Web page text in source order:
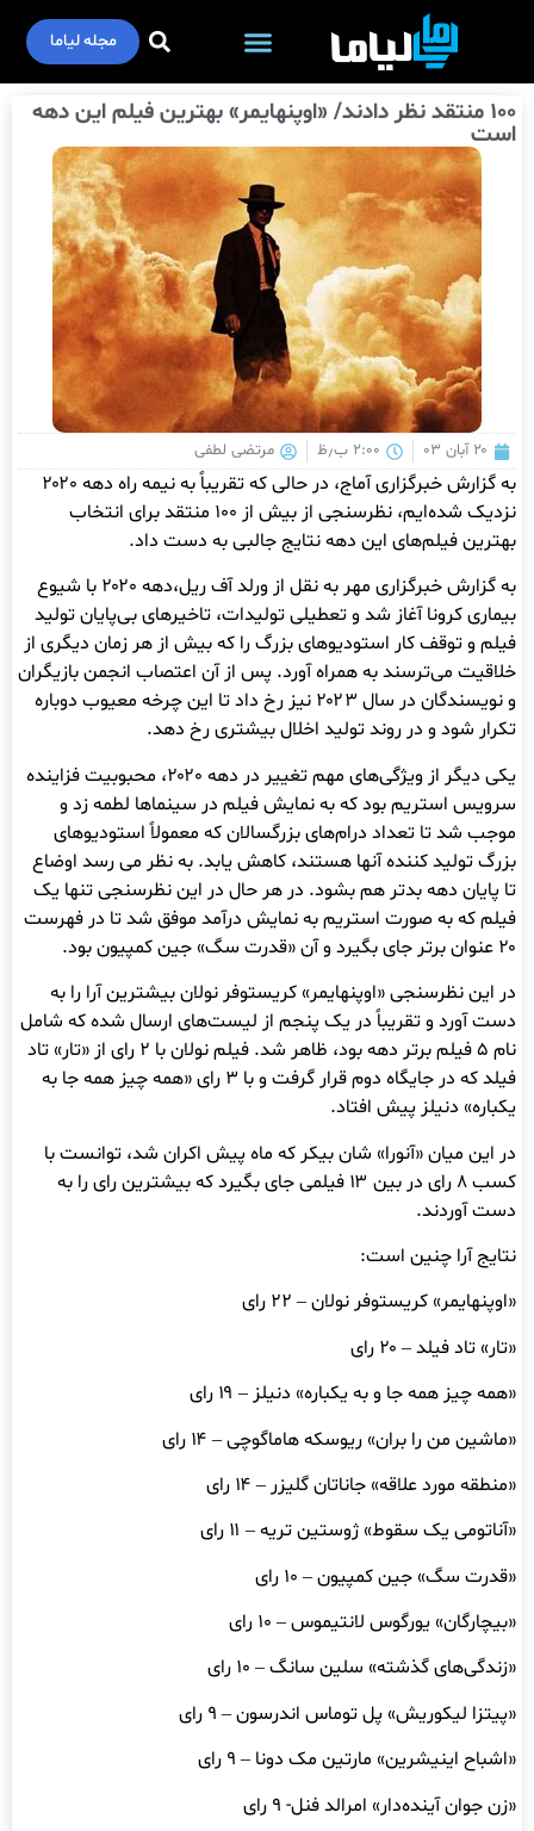
مجله لیاما
۱۰۰ منتقد نظر دادند/ «اوپنهایمر» بهترین فیلم این دهه
است
۲۰ آبان ۰۳ ۲:۰۰ ب٫ظ مرتضی لطفی
به گزارش خبرگزاری آماج، در حالی که تقریباً به نیمه راه دهه ۲۰۲۰
نزدیک شده‌ایم، نظرسنجی از بیش از ۱۰۰ منتقد برای انتخاب
بهترین فیلم‌های این دهه نتایج جالبی به دست داد.
به گزارش خبرگزاری مهر به نقل از ورلد آف ریل،دهه ۲۰۲۰ با شیوع
بیماری کرونا آغاز شد و تعطیلی تولیدات، تاخیرهای بی‌پایان تولید
فیلم و توقف کار استودیوهای بزرگ را که بیش از هر زمان دیگری از
خلاقیت می‌ترسند به همراه آورد. پس از آن اعتصاب انجمن بازیگران
و نویسندگان در سال ۲۰۲۳ نیز رخ داد تا این چرخه معیوب دوباره
تکرار شود و در روند تولید اخلال بیشتری رخ دهد.
یکی دیگر از ویژگی‌های مهم تغییر در دهه ۲۰۲۰، محبوبیت فزاینده
سرویس استریم بود که به نمایش فیلم در سینماها لطمه زد و
موجب شد تا تعداد درام‌های بزرگسالان که معمولاً استودیوهای
بزرگ تولید کننده آنها هستند، کاهش یابد. به نظر می رسد اوضاع
تا پایان دهه بدتر هم بشود. در هر حال در این نظرسنجی تنها یک
فیلم که به صورت استریم به نمایش درآمد موفق شد تا در فهرست
۲۰ عنوان برتر جای بگیرد و آن «قدرت سگ» جین کمپیون بود.
در این نظرسنجی «اوپنهایمر» کریستوفر نولان بیشترین آرا را به
دست آورد و تقریباً در یک پنجم از لیست‌های ارسال شده که شامل
نام ۵ فیلم برتر دهه بود، ظاهر شد. فیلم نولان با ۲ رای از «تار» تاد
فیلد که در جایگاه دوم قرار گرفت و با ۳ رای «همه چیز همه جا به
یکباره» دنیلز پیش افتاد.
در این میان «آنورا» شان بیکر که ماه پیش اکران شد، توانست با
کسب ۸ رای در بین ۱۳ فیلمی جای بگیرد که بیشترین رای را به
دست آوردند.
نتایج آرا چنین است:
«اوپنهایمر» کریستوفر نولان – ۲۲ رای
«تار» تاد فیلد – ۲۰ رای
«همه چیز همه جا و به یکباره» دنیلز – ۱۹ رای
«ماشین من را بران» ریوسکه هاماگوچی – ۱۴ رای
«منطقه مورد علاقه» جاناتان گلیزر – ۱۴ رای
«آناتومی یک سقوط» ژوستین تریه – ۱۱ رای
«قدرت سگ» جین کمپیون – ۱۰ رای
«بیچارگان» یورگوس لانتیموس – ۱۰ رای
«زندگی‌های گذشته» سلین سانگ – ۱۰ رای
«پیتزا لیکوریش» پل توماس اندرسون – ۹ رای
«اشباح اینیشرین» مارتین مک دونا – ۹ رای
«زن جوان آینده‌دار» امرالد فنل- ۹ رای